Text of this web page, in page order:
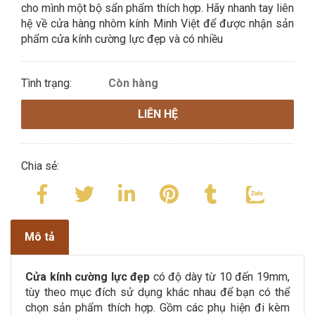
cho mình một bộ sẩn phẩm thích hợp. Hãy nhanh tay liên
hệ về cửa hàng nhôm kính Minh Việt để được nhận sản
phẩm cửa kính cường lực đẹp và có nhiều
Tình trạng: Còn hàng
LIÊN HỆ
Chia sẻ:
Mô tả
Cửa kính cường lực đẹp có độ dày từ 10 đến 19mm,
tùy theo mục đích sử dụng khác nhau để bạn có thể
chọn sản phẩm thích hợp. Gồm các phụ hiện đi kèm